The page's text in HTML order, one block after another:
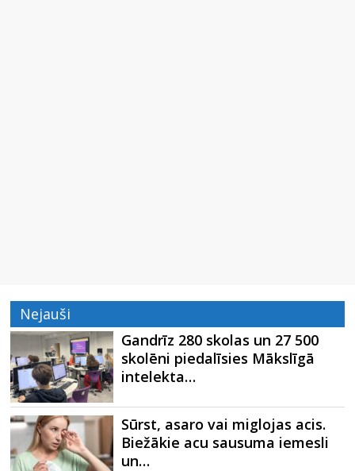
Nejauši
Gandrīz 280 skolas un 27 500
skolēni piedalīsies Mākslīgā
intelekta…
Sūrst, asaro vai miglojas acis.
Biežākie acu sausuma iemesli
un…